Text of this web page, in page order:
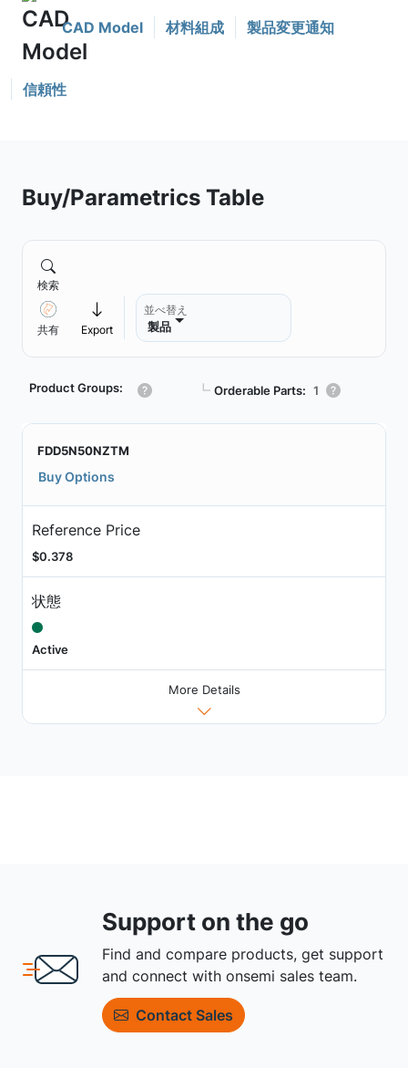
CAD Model 材料組成 製品変更通知
信頼性
Buy/Parametrics Table
検索
共有 Export
並べ替え
製品
Product Groups: ┗ Orderable Parts: 1
FDD5N50NZTM
Buy Options
Reference Price
$0.378
状態
Active
More Details
Support on the go
Find and compare products, get support
and connect with onsemi sales team.
Contact Sales